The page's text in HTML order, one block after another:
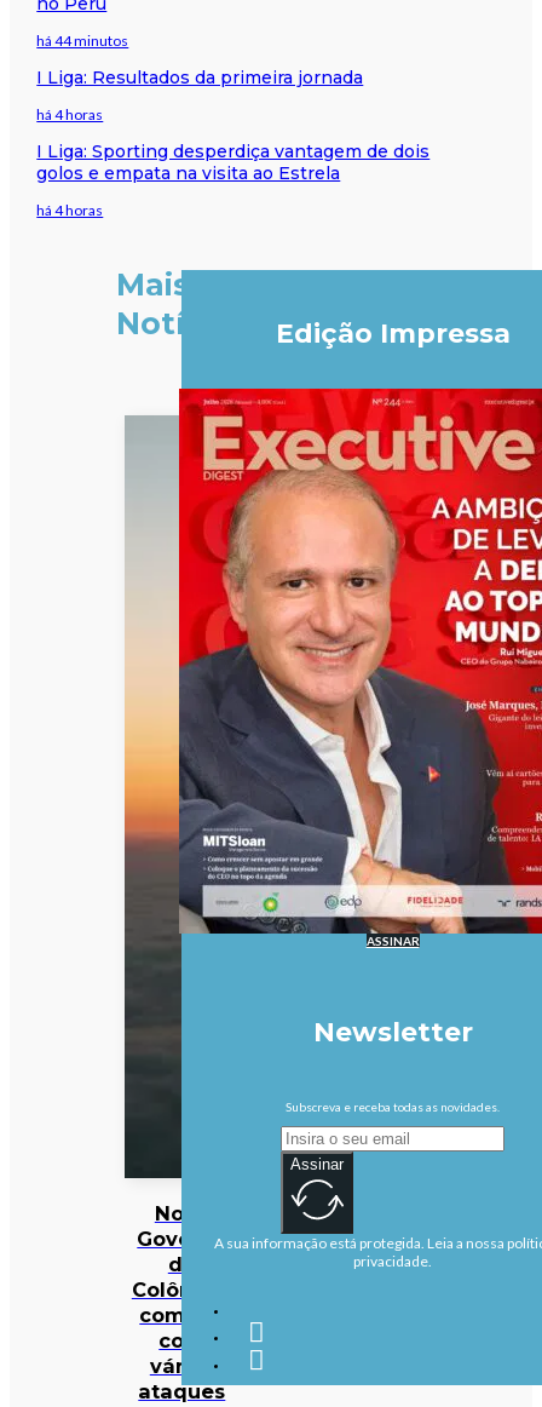
há 44 minutos
I Liga: Resultados da primeira jornada
há 4 horas
I Liga: Sporting desperdiça vantagem de dois
golos e empata na visita ao Estrela
há 4 horas
Mais
Notícias
Novo
Governo
da
Colômbia
começa
com
vários
ataques
Edição Impressa
ASSINAR
Newsletter
Subscreva e receba todas as novidades.
Assinar
A sua informação está protegida. Leia a nossa
privacidade.